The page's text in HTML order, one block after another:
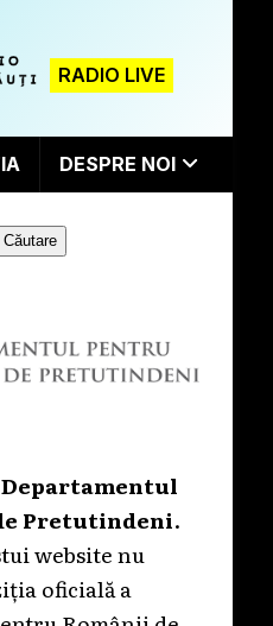
RADIO LIVE
DESPRE NOI
Căutare
Departamentul
Pretutindeni.
website nu
oficială a